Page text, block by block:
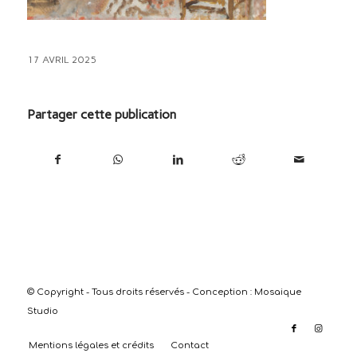
17 AVRIL 2025
Partager cette publication
© Copyright - Tous droits réservés - Conception : Mosaique
Studio
Mentions légales et crédits Contact